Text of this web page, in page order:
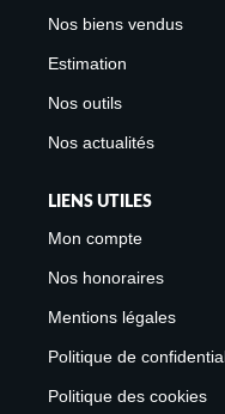
Nos biens vendus
Estimation
Nos outils
Nos actualités
LIENS UTILES
Mon compte
Nos honoraires
Mentions légales
Politique de
Politique des cookies